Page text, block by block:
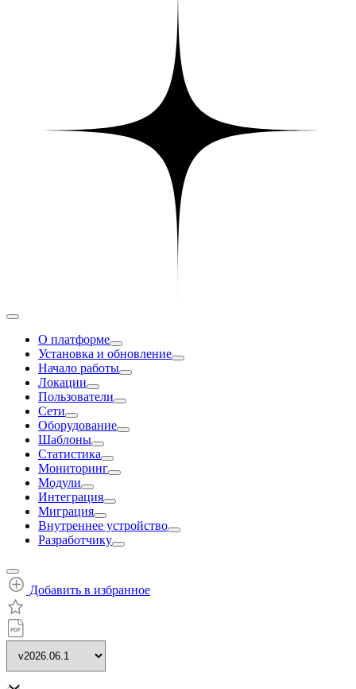
О платформе
Установка и обновление
Начало работы
Локации
Пользователи
Сети
Оборудование
Шаблоны
Статистика
Мониторинг
Модули
Интеграция
Миграция
Внутреннее устройство
Разработчику
Добавить в избранное